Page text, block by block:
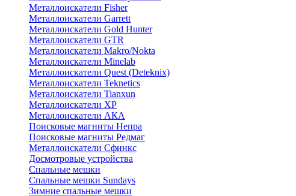
Металлоискатели Fisher
Металлоискатели Garrett
Металлоискатели Gold Hunter
Металлоискатели GTR
Металлоискатели Makro/Nokta
Металлоискатели Minelab
Металлоискатели Quest (Deteknix)
Металлоискатели Teknetics
Металлоискатели Tianxun
Металлоискатели XP
Металлоискатели АКА
Поисковые магниты Непра
Поисковые магниты Редмаг
Металлоискатели Сфинкс
Досмотровые устройства
Спальные мешки
Спальные мешки Sundays
Зимние спальные мешки